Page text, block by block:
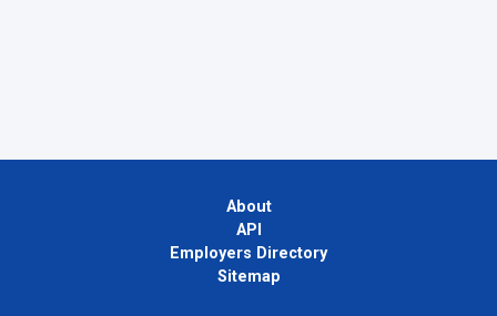
About
API
Employers Directory
Sitemap